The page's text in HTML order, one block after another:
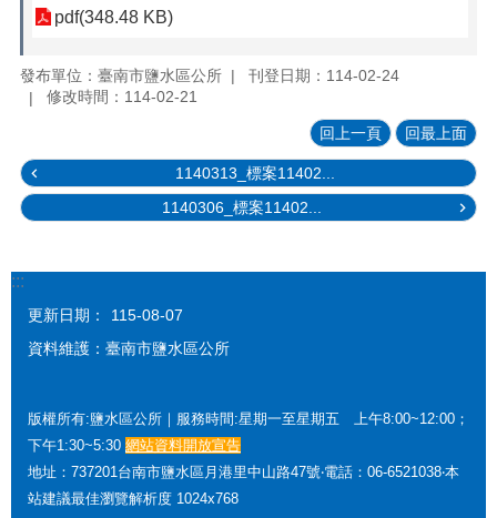
pdf(348.48 KB)
發布單位：臺南市鹽水區公所
刊登日期：114-02-24
修改時間：114-02-21
回上一頁 回最上面
1140313_標案11402...
1140306_標案11402...
:::
更新日期：
115-08-07
資料維護：臺南市鹽水區公所
版權所有:鹽水區公所｜服務時間:星期一至星期五 上午8:00~12:00；
下午1:30~5:30 網站資料開放宣告
地址：737201台南市鹽水區月港里中山路47號‧電話：06-6521038‧本
站建議最佳瀏覽解析度 1024x768